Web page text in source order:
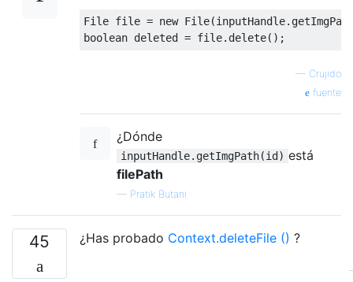
File file = new File(inputHandle.
boolean deleted = file. delete();
— Crujido
fuente
¿Dónde
inputHandle.getImgPath(id) está
filePath
— Pratik Butani
45 ¿Has probado Context.deleteFile () ?